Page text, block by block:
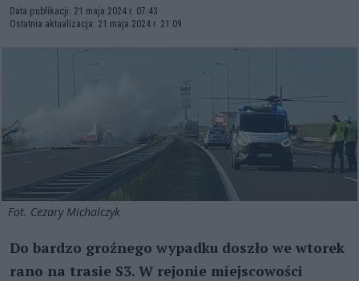
Data publikacji: 21 maja 2024 r. 07:43
Ostatnia aktualizacja: 21 maja 2024 r. 21:09
Fot. Cezary Michalczyk
Do bardzo groźnego wypadku doszło we wtorek
rano na trasie S3. W rejonie miejscowości